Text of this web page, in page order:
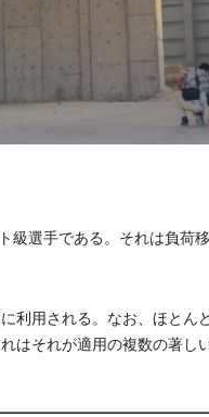
級選手である。それは負荷
利用される。なお、ほとん
はそれが適用の複数の著し